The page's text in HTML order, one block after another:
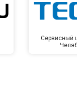
Сервисный